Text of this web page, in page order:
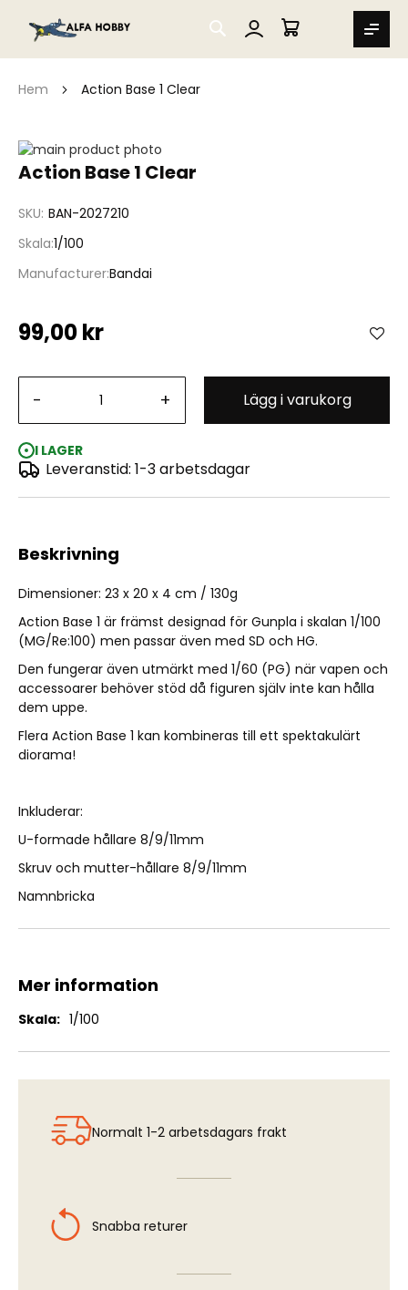
SEARCH
MIN VARUKORG
Hem Action Base 1 Clear
Action Base 1 Clear
SKU BAN-2027210
Skala 1/100
ManufacturerBandai
99,00 kr
- + Lägg i varukorg
I LAGER
Leveranstid: 1-3 arbetsdagar
Hoppa
till
bildgalleriet
Hoppa
av
bildgalleriet
Beskrivning
Dimensioner: 23 x 20 x 4 cm / 130g
Action Base 1 är främst designad för Gunpla i skalan 1/100
(MG/Re:100) men passar även med SD och HG.
Den fungerar även utmärkt med 1/60 (PG) när vapen och
accessoarer behöver stöd då figuren själv inte kan hålla
dem uppe.
Flera Action Base 1 kan kombineras till ett spektakulärt
diorama!
Inkluderar:
U-formade hållare 8/9/11mm
Skruv och mutter-hållare 8/9/11mm
Namnbricka
Mer information
Mer
1/100
Normalt 1-2 arbetsdagars frakt
Snabba returer